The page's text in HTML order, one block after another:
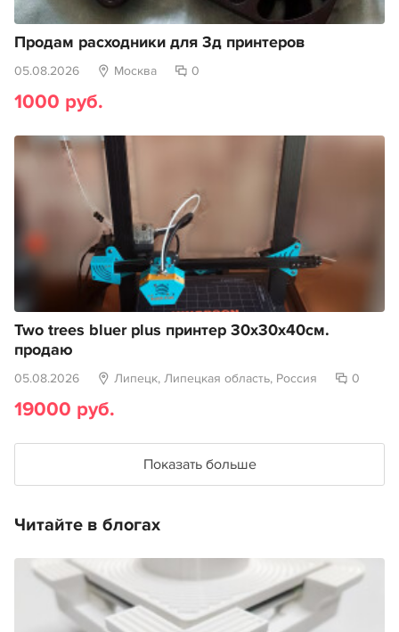
Продам расходники для 3д принтеров
05.08.2026 Москва 0
1000 руб.
Two trees bluer plus принтер 30х30х40см.
продаю
05.08.2026 Липецк, Липецкая область, Россия 0
19000 руб.
Показать больше
Читайте в блогах